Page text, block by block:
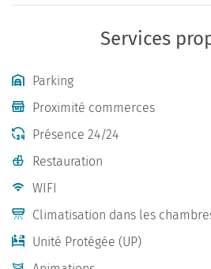
Services
Parking
Proximité commerces
Présence 24/24
Restauration
WIFI
Climatisation dans les
Unité Protégée (UP)